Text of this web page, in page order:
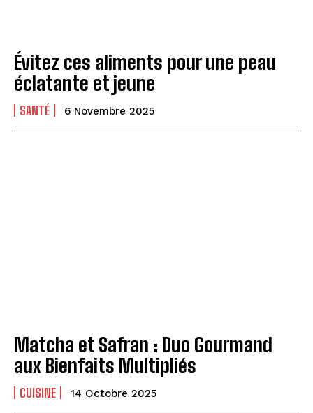
Évitez ces aliments pour une peau
éclatante et jeune
SANTÉ 6 Novembre 2025
Matcha et Safran : Duo Gourmand
aux Bienfaits Multipliés
CUISINE 14 Octobre 2025